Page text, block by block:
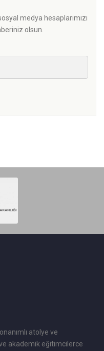
medya hesaplarımızı
olsun.
atolye ve
akademik eğitimcilerce